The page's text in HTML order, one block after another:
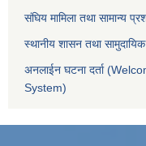
संघिय मामिला तथा सामान्य
स्थानीय शासन तथा
अनलाईन घटना दर्ता
System)